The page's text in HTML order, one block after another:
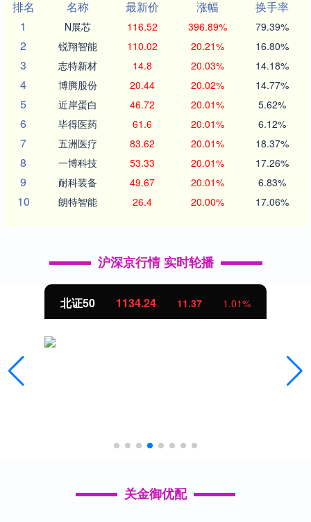
排名
名称 最新价 涨幅
换手率
1
N展芯 116.52 396.89% 79.39%
2 锐翔智能 110.02 20.21% 16.80%
3 志特新材 14.8 20.03% 14.18%
4 博腾股份 20.44 20.02% 14.77%
5 近岸蛋白 46.72 20.01% 5.62%
6 毕得医药 61.6 20.01% 6.12%
7 五洲医疗 83.62 20.01% 18.37%
8 一博科技 53.33 20.01% 17.26%
9 耐科装备 49.67 20.01% 6.83%
10 朗特智能 26.4 20.00% 17.06%
沪深京行情 实时轮播
北证50 1134.24 11.37 1.01%
关金御优配